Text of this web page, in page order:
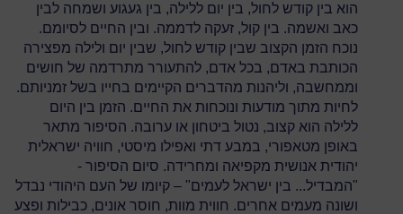
הוא בין קודש לחול, בין יום ללילה, בין געגוע ושמחה לבין
כאב ואשמה. בין קול, זעקה לדממה. ובין החיים לסיומם.
נוכח הזמן הקצוב שבין קודש לחול, שבין יום ולילה מפצירה
הכותבת באדם, בכל אדם, להתעורר מתרדמה של חושים
וממחשבה, וליהנות מהדברים הקיימים בחייו בשל זמניותם.
לחיות מתוך מודעות ונוכחות את החיים. הזמן בין היום
ללילה הוא קצוב, נטול ביטחון או ערובה. הסיפור מתאר
באופן מטאפורי, במבע דתי ואפילו מיסטי, חוויה ישראלית
יהודית אנושית מקפיאה ומחרידה. סיום הסיפור -
"המבדיל... בין ישראל לעמים" – קיומו של העם היהודי נבדל
ושונה מעמים אחרים. חווית מוות, חוסר אונים, כבילות ופצע